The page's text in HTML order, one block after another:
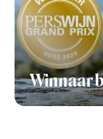
Winnaar